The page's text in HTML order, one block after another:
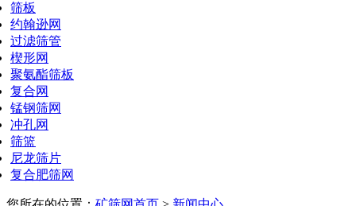
筛板
约翰逊网
过滤筛管
楔形网
聚氨酯筛板
复合网
锰钢筛网
冲孔网
筛篮
尼龙筛片
复合肥筛网